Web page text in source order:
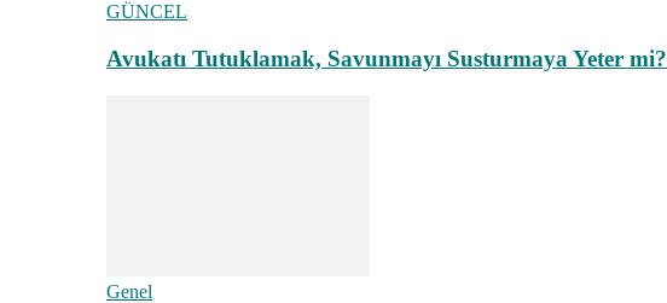
GÜNCEL
Avukatı Tutuklamak, Savunmayı Susturmaya Yeter mi?
Genel